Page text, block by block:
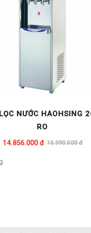
NƯỚC HAOHSING
RO
14.856.000 đ 15.990.000 đ